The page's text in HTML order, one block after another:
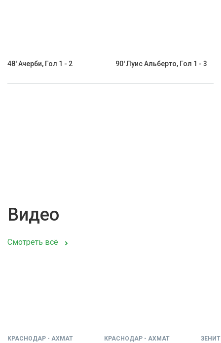
48' Ачерби, Гол 1 - 2 90' Луис Альберто, Гол 1 - 3
Видео
Смотреть всё
КРАСНОДАР - АХМАТ КРАСНОДАР - АХМАТ